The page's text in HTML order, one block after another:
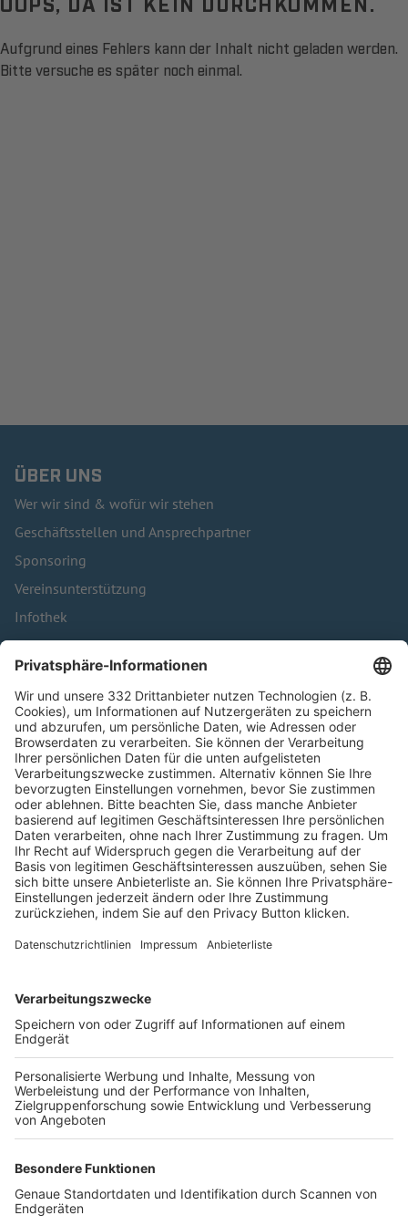
Aufgrund eines Fehlers kann der Inhalt nicht geladen werden.
Bitte versuche es später noch einmal.
ÜBER UNS
Wer wir sind & wofür wir stehen
Geschäftsstellen und Ansprechpartner
Sponsoring
Vereinsunterstützung
Infothek
Kontakt
HÄUFIG BESUCHTE SEITEN
Pässe und Vereinswechsel
Trainerausbildung
Schulungsangebot Vereinsmitarbeiter
BFV-Geschäftsstellen
Trainerbörse
Login SpielPlus
FOLGE DEM BFV
TOP-VEREINE
TOP-PARTNER